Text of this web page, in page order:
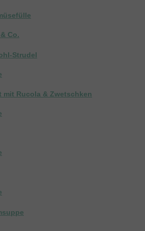
Co.
Strudel
mit Rucola & Zwetschken